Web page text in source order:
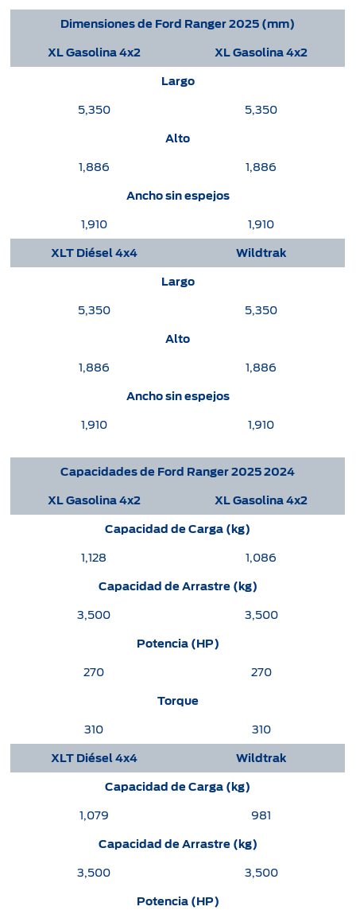
Dimensiones de Ford Ranger 2025 (mm)
XL Gasolina 4x2 XL Gasolina 4x2
Largo
5,350 5,350
Alto
1,886 1,886
Ancho sin espejos
1,910 1,910
XLT Diésel 4x4 Wildtrak
Largo
5,350 5,350
Alto
1,886 1,886
Ancho sin espejos
1,910 1,910
Capacidades de Ford Ranger 2025 2024
XL Gasolina 4x2 XL Gasolina 4x2
Capacidad de Carga (kg)
1,128 1,086
Capacidad de Arrastre (kg)
3,500 3,500
Potencia (HP)
270 270
Torque
310 310
XLT Diésel 4x4 Wildtrak
Capacidad de Carga (kg)
1,079 981
Capacidad de Arrastre (kg)
3,500 3,500
Potencia (HP)